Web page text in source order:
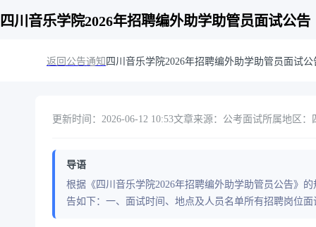
四川音乐学院2026年招聘编外助学助管员面试公告
返回公告通知 四川音乐学院2026年招聘编外助学助管员面试公
更新时间：2026-06-12 10:53文章来源：公考面试所属地区：
导语
根据《四川音乐学院2026年招聘编外助学助管员公告》
告如下：一、面试时间、地点及人员名单所有招聘岗位